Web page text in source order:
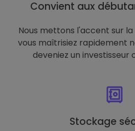
Convient aux
Nous mettons l'accent sur
vous maîtrisiez rapidement
deveniez un
Stockage